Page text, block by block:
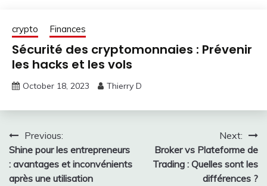
crypto Finances
Sécurité des cryptomonnaies : Prévenir
les hacks et les vols
October 18, 2023 Thierry D
Post
navigation
Previous:
Shine pour les entrepreneurs
: avantages et inconvénients
après une utilisation
Next:
Broker vs Plateforme de
Trading : Quelles sont les
différences ?